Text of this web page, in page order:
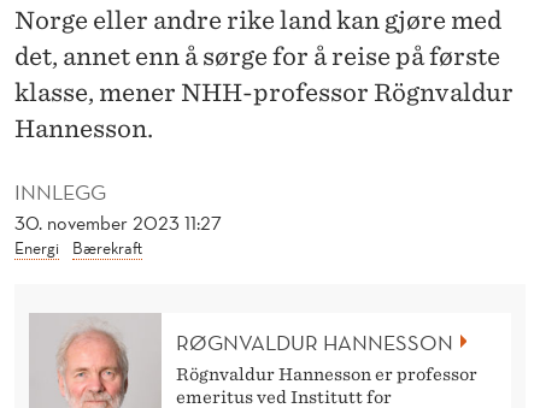
S
Æ
R
E
L
INNLEGG
30. november 2023 11:27
Energi Bærekraft
Norge eller andre rike land kan gjøre med
det, annet enn å sørge for å reise på første
klasse, mener NHH-professor Rögnvaldur
Hannesson.
RØGNVALDUR HANNESSON
Rögnvaldur Hannesson er professor
emeritus ved Institutt for